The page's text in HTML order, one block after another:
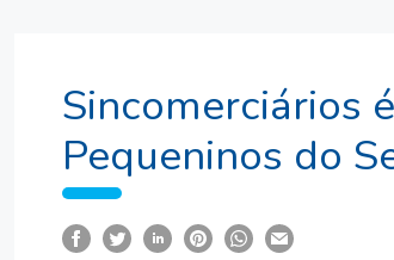
Sincomerciários
Pequeninos do